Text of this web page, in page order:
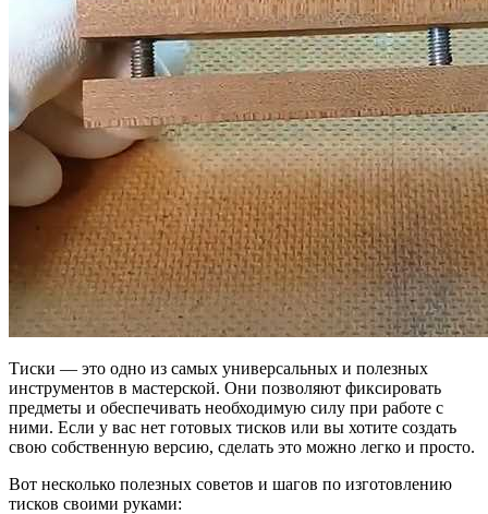
Тиски — это одно из самых универсальных и полезных
инструментов в мастерской. Они позволяют фиксировать
предметы и обеспечивать необходимую силу при работе с
ними. Если у вас нет готовых тисков или вы хотите создать
свою собственную версию, сделать это можно легко и просто.
Вот несколько полезных советов и шагов по изготовлению
тисков своими руками: